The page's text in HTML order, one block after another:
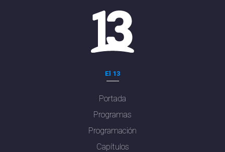
El 13
Portada
Programas
Programación
Capítulos